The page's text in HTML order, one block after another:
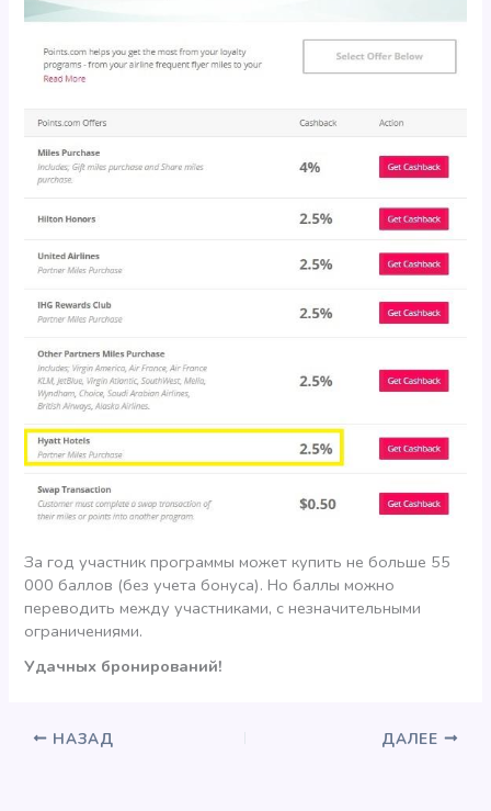
За год участник программы может купить не больше 55
000 баллов (без учета бонуса). Но баллы можно
переводить между участниками, с незначительными
ограничениями.
Удачных бронирований!
НАЗАД ДАЛЕЕ